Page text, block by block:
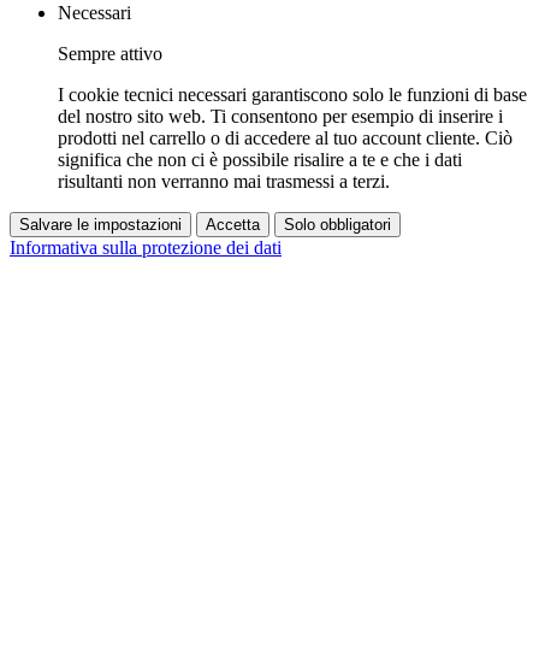
Necessari
Sempre attivo
I cookie tecnici necessari garantiscono solo le funzioni di base
del nostro sito web. Ti consentono per esempio di inserire i
prodotti nel carrello o di accedere al tuo account cliente. Ciò
significa che non ci è possibile risalire a te e che i dati
risultanti non verranno mai trasmessi a terzi.
Salvare le impostazioni Accetta Solo obbligatori
Informativa sulla protezione dei dati